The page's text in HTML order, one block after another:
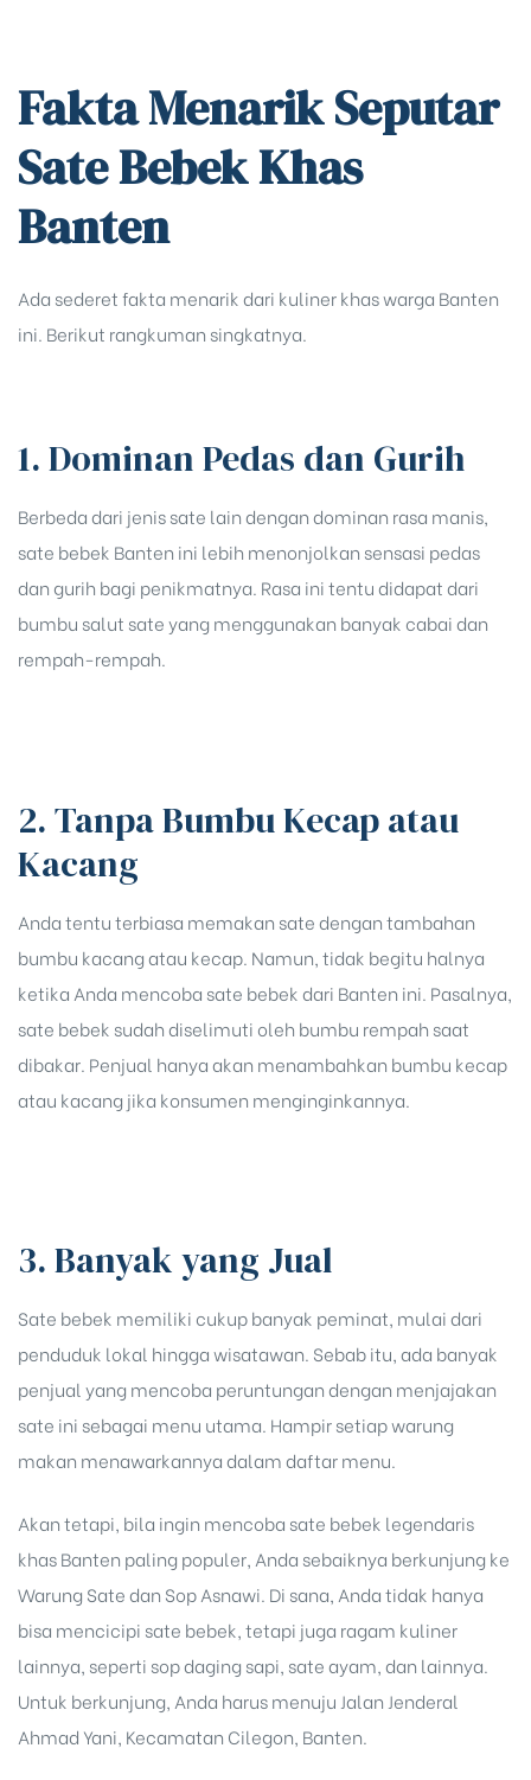
Fakta Menarik Seputar
Sate Bebek Khas
Banten
Ada sederet fakta menarik dari kuliner khas warga Banten
ini. Berikut rangkuman singkatnya.
1. Dominan Pedas dan Gurih
Berbeda dari jenis sate lain dengan dominan rasa manis,
sate bebek Banten ini lebih menonjolkan sensasi pedas
dan gurih bagi penikmatnya. Rasa ini tentu didapat dari
bumbu salut sate yang menggunakan banyak cabai dan
rempah-rempah.
2. Tanpa Bumbu Kecap atau
Kacang
Anda tentu terbiasa memakan sate dengan tambahan
bumbu kacang atau kecap. Namun, tidak begitu halnya
ketika Anda mencoba sate bebek dari Banten ini. Pasalnya,
sate bebek sudah diselimuti oleh bumbu rempah saat
dibakar. Penjual hanya akan menambahkan bumbu kecap
atau kacang jika konsumen menginginkannya.
3. Banyak yang Jual
Sate bebek memiliki cukup banyak peminat, mulai dari
penduduk lokal hingga wisatawan. Sebab itu, ada banyak
penjual yang mencoba peruntungan dengan menjajakan
sate ini sebagai menu utama. Hampir setiap warung
makan menawarkannya dalam daftar menu.
Akan tetapi, bila ingin mencoba sate bebek legendaris
khas Banten paling populer, Anda sebaiknya berkunjung ke
Warung Sate dan Sop Asnawi. Di sana, Anda tidak hanya
bisa mencicipi sate bebek, tetapi juga ragam kuliner
lainnya, seperti sop daging sapi, sate ayam, dan lainnya.
Untuk berkunjung, Anda harus menuju Jalan Jenderal
Ahmad Yani, Kecamatan Cilegon, Banten.